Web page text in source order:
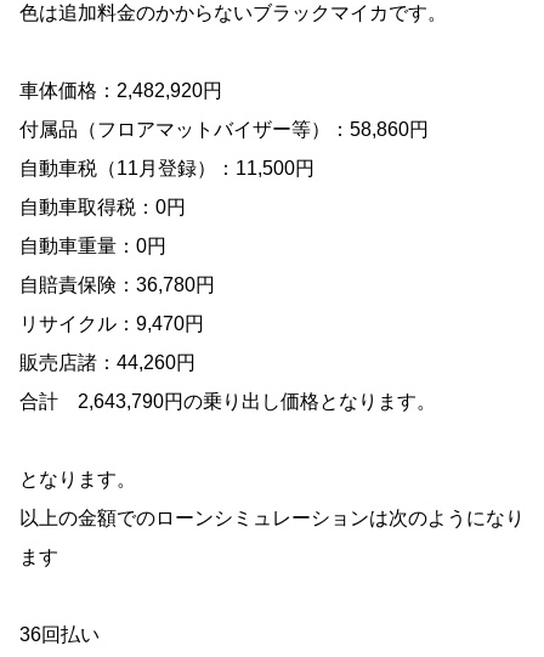
色は追加料金のかからないブラックマイカです。
車体価格：2,482,920円
付属品（フロアマットバイザー等）：58,860円
自動車税（11月登録）：11,500円
自動車取得税：0円
自動車重量：0円
自賠責保険：36,780円
リサイクル：9,470円
販売店諸：44,260円
合計 2,643,790円の乗り出し価格となります。
となります。
以上の金額でのローンシミュレーションは次のようになり
ます
36回払い